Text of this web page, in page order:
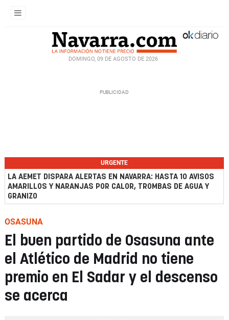
DOMINGO, 09 DE AGOSTO DE 2026
URGENTE
LA AEMET DISPARA ALERTAS EN NAVARRA: HASTA 10 AVISOS
AMARILLOS Y NARANJAS POR CALOR, TROMBAS DE AGUA Y
GRANIZO
OSASUNA
El buen partido de Osasuna ante
el Atlético de Madrid no tiene
premio en El Sadar y el descenso
se acerca